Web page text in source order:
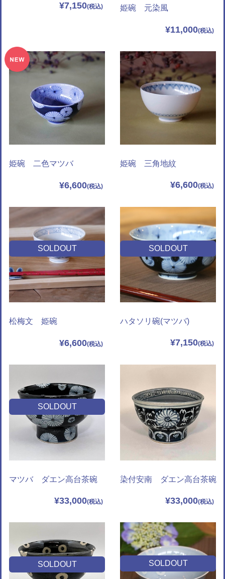
¥7,150 姫碗 元染風
¥11,000
姫碗 二色マツバ
¥6,600
姫碗 三角地紋
¥6,600
SOLDOUT
松梅文 姫碗
¥6,600
SOLDOUT
ハタソリ碗(マツバ)
¥7,150
SOLDOUT
マツバ ダエン高台茶碗
¥33,000
染付安南 ダエン高台茶碗
¥33,000
SOLDOUT SOLDOUT